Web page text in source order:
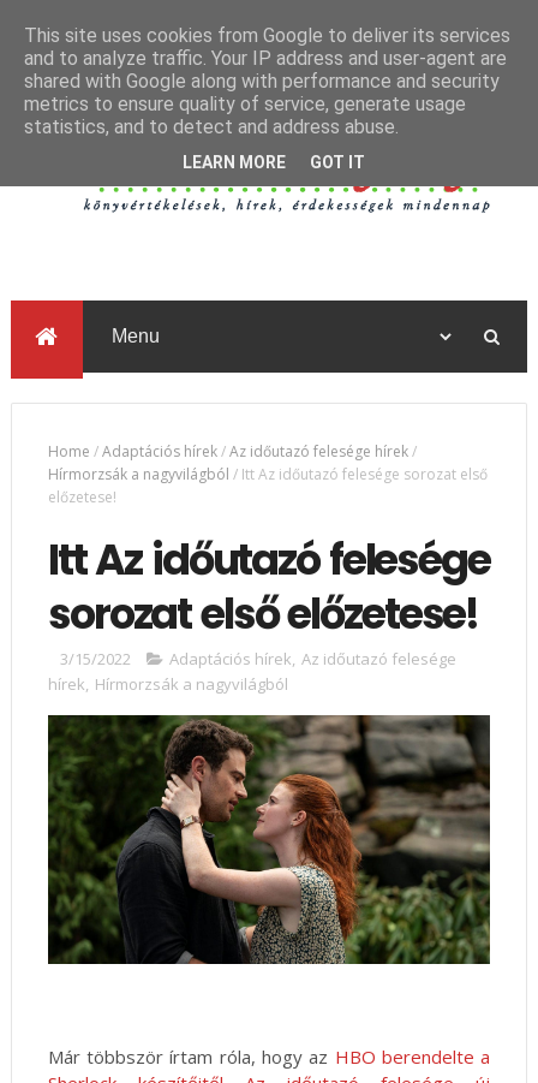
Home /Adaptációs hírek/Az időutazó felesége hírek/
Hírmorzsák a nagyvilágból / Itt Az időutazó felesége sorozat első
előzetese!
Itt Az időutazó felesége
sorozat első előzetese!
3/15/2022 Adaptációs hírek, Az időutazó felesége
hírek, Hírmorzsák a nagyvilágból
Már többször írtam róla, hogy az HBO berendelte a
This site uses cookies from Google to deliver its services
and to analyze traffic. Your IP address and user-agent are
shared with Google along with performance and security
metrics to ensure quality of service, generate usage
statistics, and to detect and address abuse.
LEARN MORE GOT IT